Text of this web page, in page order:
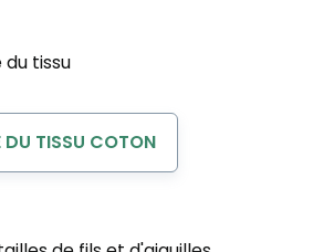
du tissu
DU TISSU COTON